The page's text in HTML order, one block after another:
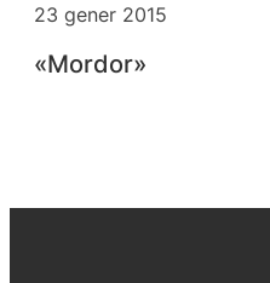
23 gener 2015
«Mordor»